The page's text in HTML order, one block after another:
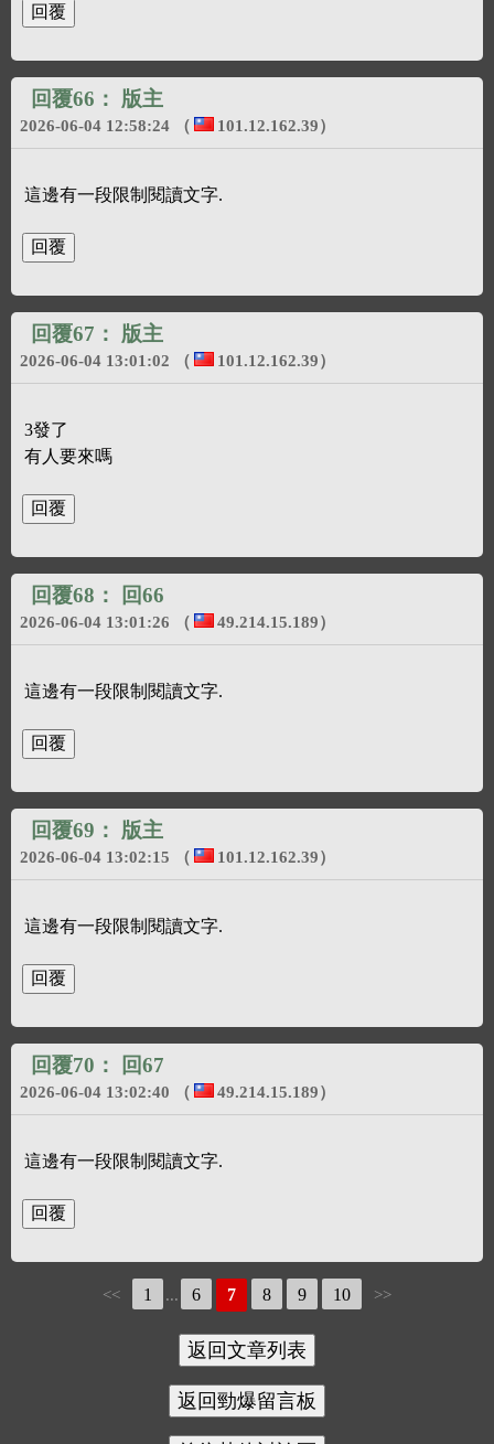
回覆66： 版主
2026-06-04 12:58:24 （ 101.12.162.39）
這邊有一段限制閱讀文字.
回覆67： 版主
2026-06-04 13:01:02 （ 101.12.162.39）
3發了
有人要來嗎
回覆68： 回66
2026-06-04 13:01:26 （ 49.214.15.189）
這邊有一段限制閱讀文字.
回覆69： 版主
2026-06-04 13:02:15 （ 101.12.162.39）
這邊有一段限制閱讀文字.
回覆70： 回67
2026-06-04 13:02:40 （ 49.214.15.189）
這邊有一段限制閱讀文字.
<< 1 ... 6 7 8 9 10 >>